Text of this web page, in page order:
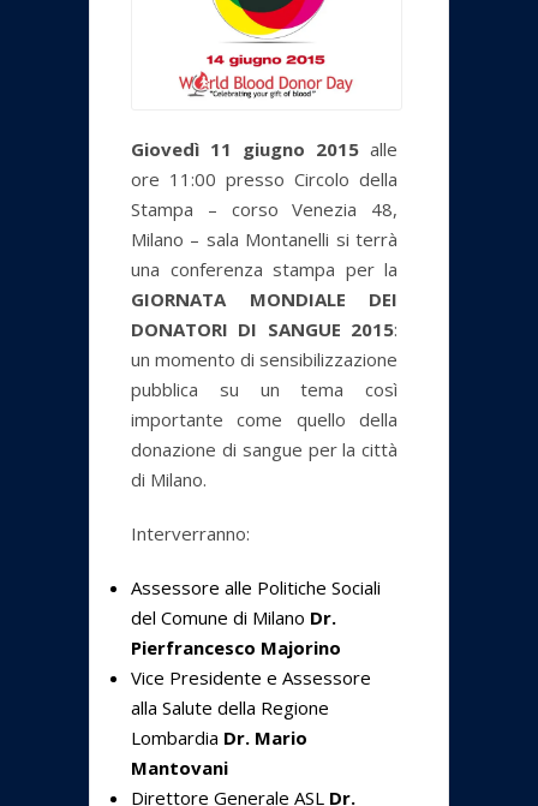
Giovedì 11 giugno 2015 alle
ore 11:00 presso Circolo della
Stampa – corso Venezia 48,
Milano – sala Montanelli si terrà
una conferenza stampa per la
GIORNATA MONDIALE DEI
DONATORI DI SANGUE 2015:
un momento di sensibilizzazione
pubblica su un tema così
importante come quello della
donazione di sangue per la città
di Milano.
Interverranno:
Assessore alle Politiche Sociali
del Comune di Milano Dr.
Pierfrancesco Majorino
Vice Presidente e Assessore
alla Salute della Regione
Lombardia Dr. Mario
Mantovani
Direttore Generale ASL Dr.